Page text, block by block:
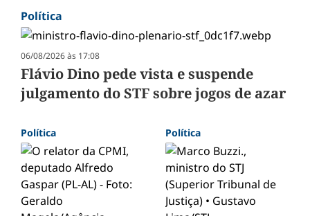
Política
06/08/2026 às 17:08
Flávio Dino pede vista e suspende
julgamento do STF sobre jogos de azar
Política Política